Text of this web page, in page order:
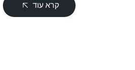
קרא עוד